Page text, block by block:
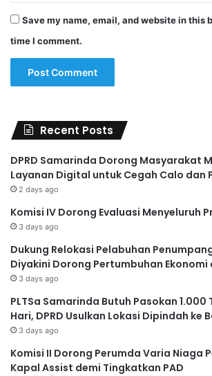
Save my name, email, and website in this
time I comment.
Recent Posts
DPRD Samarinda Dorong Masyarakat
Layanan Digital untuk Cegah Calo dan
2 days ago
Komisi IV Dorong Evaluasi Menyeluruh
3 days ago
Dukung Relokasi Pelabuhan
Diyakini Dorong Pertumbuhan Ekonomi
3 days ago
PLTSa Samarinda Butuh Pasokan 1.000
Hari, DPRD Usulkan Lokasi Dipindah ke
3 days ago
Komisi II Dorong Perumda Varia Niaga
Kapal Assist demi Tingkatkan PAD